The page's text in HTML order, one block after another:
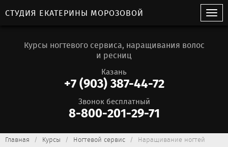
Курсы ногтевого сервиса, наращивания волос
и ресниц
Казань
+7 (903) 387-44-72
Звонок бесплатный
8-800-201-29-71
СТУДИЯ ЕКАТЕРИНЫ МОРОЗОВОЙ
Главная Курсы Ногтевой сервис Наращивание ногтей